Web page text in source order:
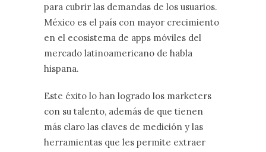
para cubrir las demandas de los usuarios.
México es el país con mayor crecimiento
en el ecosistema de apps móviles del
mercado latinoamericano de habla
hispana.
Este éxito lo han logrado los marketers
con su talento, además de que tienen
más claro las claves de medición y las
herramientas que les permite extraer